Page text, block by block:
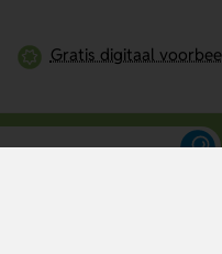
Gratis digitaal